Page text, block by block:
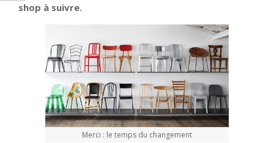
shop à suivre.
Merci : le temps du changement